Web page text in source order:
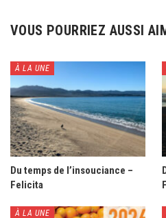
VOUS POURRIEZ AUSSI
À LA UNE
Du temps de l’insouciance –
Felicita
À LA UNE